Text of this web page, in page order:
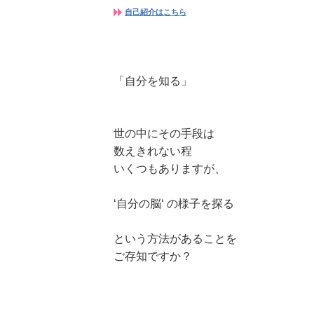
自己紹介はこちら
「自分を知る」
世の中にその手段は
数えきれない程
いくつもありますが、
‘自分の脳‘ の様子を探る
という方法があることを
ご存知ですか？